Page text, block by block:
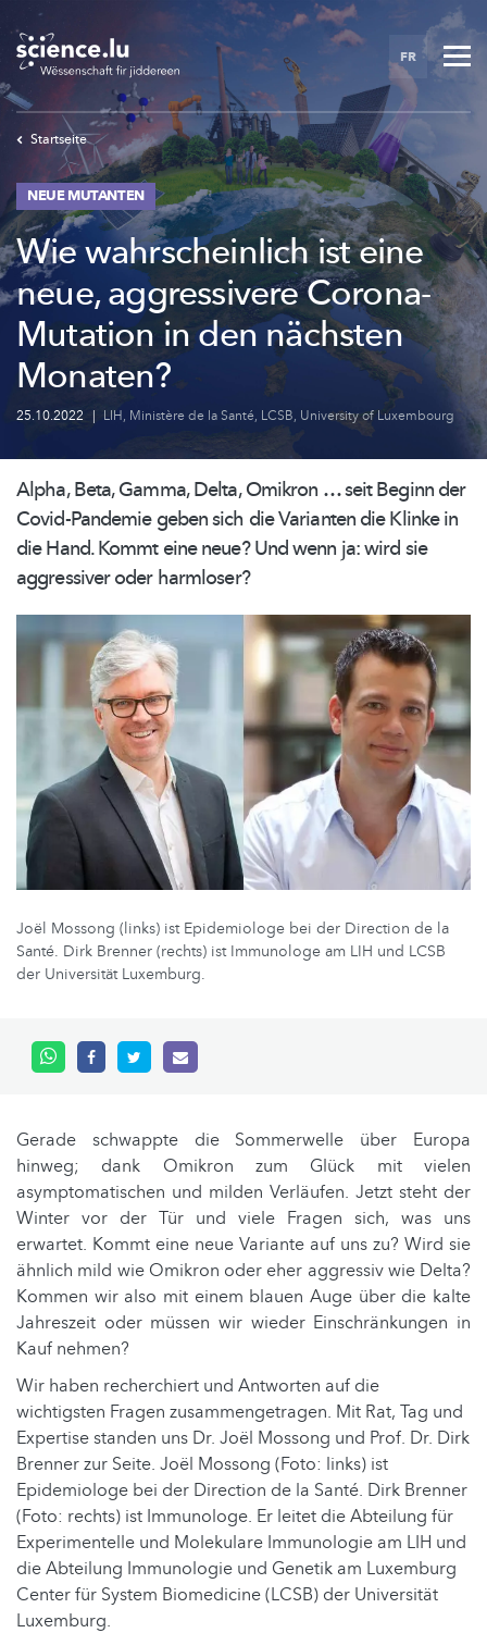
to
main
content
FR
Startseite
NEUE MUTANTEN
Wie wahrscheinlich ist eine
neue, aggressivere Corona-
Mutation in den nächsten
Monaten?
25.10.2022 | LIH, Ministère de la Santé, LCSB, University of Luxembourg
Alpha, Beta, Gamma, Delta, Omikron … seit Beginn der
Covid-Pandemiegeben sich die Varianten die Klinke in
die Hand. Kommt eine neue? Und wenn ja: wird sie
aggressiver oder harmloser?
Joël Mossong (links) ist Epidemiologe bei der Direction de la
Santé. Dirk Brenner (rechts) ist Immunologe am LIH und LCSB
der Universität Luxemburg.
Gerade schwappte die Sommerwelle über Europa
hinweg; dank Omikron zum Glück mit vielen
asymptomatischen und milden Verläufen. Jetzt steht der
Winter vor der Tür und viele Fragen sich, was uns
erwartet. Kommt eine neue Variante auf uns zu? Wird sie
ähnlich mild wie Omikron oder eher aggressiv wie Delta?
Kommen wir also mit einem blauen Auge über die kalte
Jahreszeit oder müssen wir wieder Einschränkungen in
Kauf nehmen?
Wir haben recherchiert und Antworten auf die
wichtigsten Fragen zusammengetragen. Mit Rat, Tag und
Expertise standen uns Dr. Joël Mossong und Prof. Dr. Dirk
Brenner zur Seite. Joël Mossong (Foto: links) ist
Epidemiologe bei der Direction de la Santé. Dirk Brenner
(Foto: rechts) ist Immunologe. Er leitet die Abteilung für
Experimentelle und Molekulare Immunologie am LIH und
die Abteilung Immunologie und Genetik am Luxemburg
Center für System Biomedicine (LCSB) der Universität
Luxemburg.